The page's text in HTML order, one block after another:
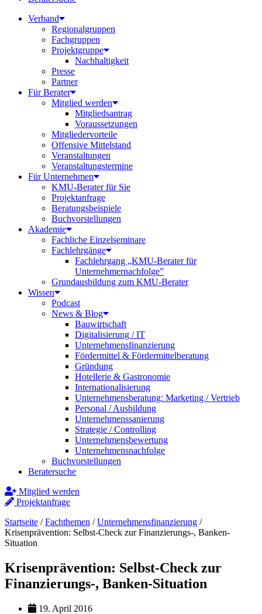
Verband
Regionalgruppen
Fachgruppen
Projektgruppe
Nachhaltigkeit
Presse
Partner
Für Berater
Mitglied werden
Mitgliedsantrag
Voraussetzungen
Mitgliedervorteile
Offensive Mittelstand
Veranstaltungen
Veranstaltungstermine
Für Unternehmen
KMU-Berater für Sie
Projektanfrage
Beratungsbeispiele
Buchvorstellungen
Akademie
Fachliche Einzelseminare
Fachlehrgänge
Fachlehrgang „KMU-Berater für
Unternehmernachfolge”
Grundausbildung zum KMU-Berater
Wissen
Podcast
News & Blog
Bauwirtschaft
Digitalisierung / IT
Unternehmensfinanzierung
Fördermittel & Fördermittelberatung
Gründung
Hotellerie & Gastronomie
Internationalisierung
Unternehmensberatung: Marketing / Vertrieb
Personal / Ausbildung
Unternehmenssanierung
Strategie / Controlling
Unternehmensbewertung
Unternehmensnachfolge
Buchvorstellungen
Beratersuche
Mitglied werden
Projektanfrage
Startseite /Fachthemen /Unternehmensfinanzierung /
Krisenprävention: Selbst-Check zur Finanzierungs-, Banken-
Situation
Krisenprävention: Selbst-Check zur
Finanzierungs-, Banken-Situation
19. April 2016